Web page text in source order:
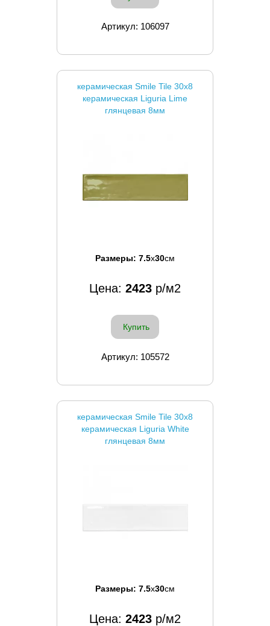
Артикул: 106097
керамическая Smile Tile 30x8
керамическая Liguria Lime
глянцевая 8мм
Размеры: 7.5x30см
Цена: 2423 р/м2
Купить
Артикул: 105572
керамическая Smile Tile 30x8
керамическая Liguria White
глянцевая 8мм
Размеры: 7.5x30см
Цена: 2423 р/м2